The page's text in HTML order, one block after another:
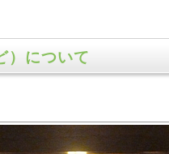
）について